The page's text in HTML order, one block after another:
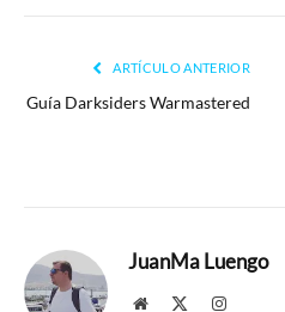
ARTÍCULO ANTERIOR
Guía Darksiders Warmastered
JuanMa Luengo
Website Instagram